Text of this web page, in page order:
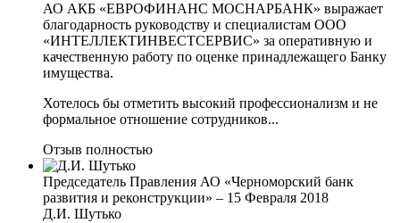
АО АКБ «ЕВРОФИНАНС МОСНАРБАНК» выражает
благодарность руководству и специалистам ООО
«ИНТЕЛЛЕКТИНВЕСТСЕРВИС» за оперативную и
качественную работу по оценке принадлежащего Банку
имущества.
Хотелось бы отметить высокий профессионализм и не
формальное отношение сотрудников...
Отзыв полностью
Председатель Правления АО «Черноморский банк
развития и реконструкции» – 15 Февраля 2018
Д.И. Шутько